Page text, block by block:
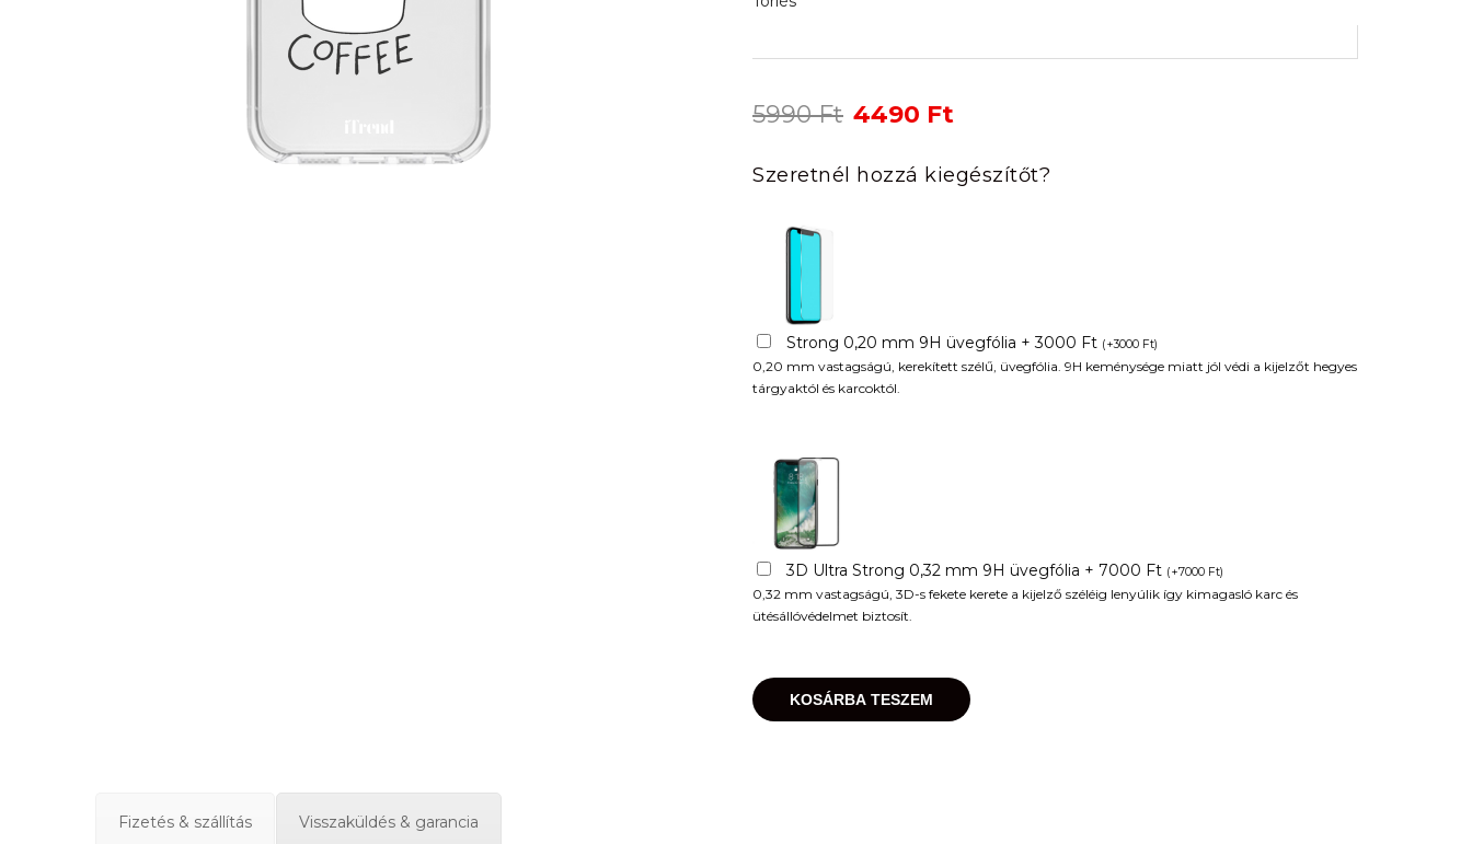
5990Ft Original
was:
5990 Ft.
4490 Ft
is:
4490 Ft.
Szeretnél hozzá kiegészítőt?
Strong 0,20 mm 9H üvegfólia + 3000 Ft (+3000 Ft)
0,20 mm vastagságú, kerekített szélű, üvegfólia. 9H keménysége miatt jól védi a kijelzőt hegyes
tárgyaktól és karcoktól.
3D Ultra Strong 0,32 mm 9H üvegfólia + 7000 Ft (+7000 Ft)
0,32 mm vastagságú, 3D-s fekete kerete a kijelző széléig lenyúlik így kimagasló karc és
ütésállóvédelmet biztosít.
KOSÁRBA TESZEM
Fizetés & szállítás Visszaküldés & garancia